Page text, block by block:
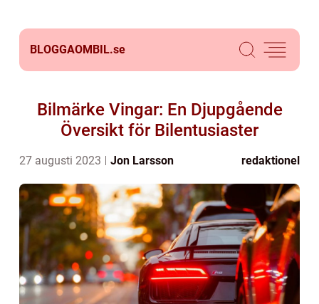
BLOGGAOMBIL.se
Bilmärke Vingar: En Djupgående
Översikt för Bilentusiaster
27 augusti 2023 Jon Larsson redaktionel